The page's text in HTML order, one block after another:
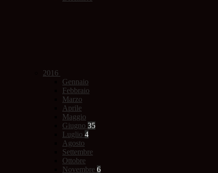
2016
Gennaio
Febbraio
Marzo
Aprile
Maggio
Giugno 35
Luglio 4
Agosto
Settembre
Ottobre
Novembre 6